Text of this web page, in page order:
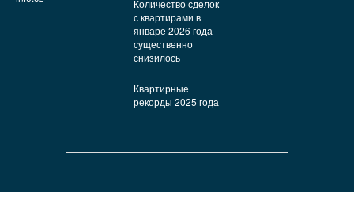
Количество сделок
с квартирами в
январе 2026 года
существенно
снизилось
Квартирные
рекорды 2025 года